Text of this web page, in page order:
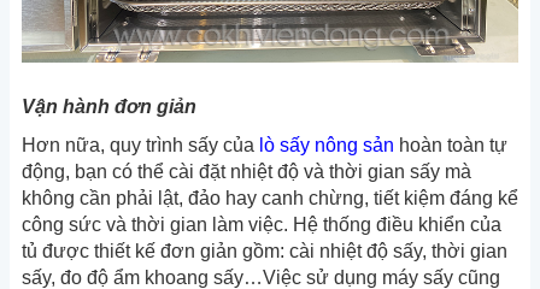
Vận hành đơn giản
Hơn nữa, quy trình sấy của lò sấy nông sản hoàn toàn tự
động, bạn có thể cài đặt nhiệt độ và thời gian sấy mà
không cần phải lật, đảo hay canh chừng, tiết kiệm đáng kể
công sức và thời gian làm việc. Hệ thống điều khiển của
tủ được thiết kế đơn giản gồm: cài nhiệt độ sấy, thời gian
sấy, đo độ ẩm khoang sấy…Việc sử dụng máy sấy cũng